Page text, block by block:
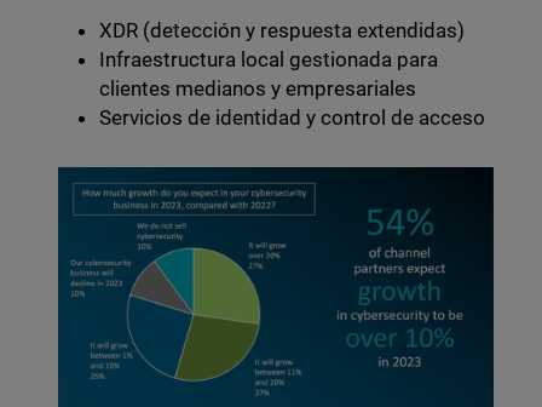
XDR (detección y respuesta extendidas)
Infraestructura local gestionada para
clientes medianos y empresariales
Servicios de identidad y control de acceso